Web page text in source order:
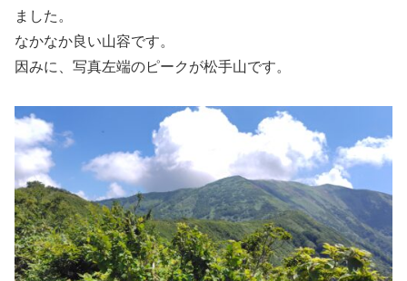
ました。
なかなか良い山容です。
因みに、写真左端のピークが松手山です。